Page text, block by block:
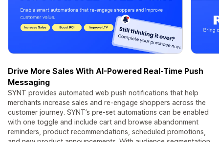
Drive More Sales With AI-Powered Real-Time Push
Messaging
SYNT provides automated web push notifications that help
merchants increase sales and re-engage shoppers across the
customer journey. SYNT’s pre-set automations can be enabled
with one toggle and include cart and browse abandonment
reminders, product recommendations, scheduled promotions,